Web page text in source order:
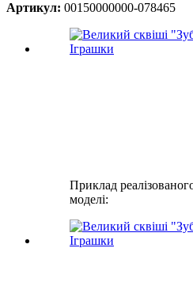
Артикул: 00150000000-078465
Приклад
моделі: